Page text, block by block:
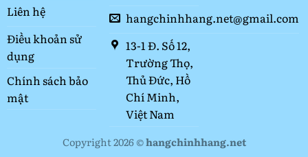
Liên hệ
Điều khoản sử
dụng
Chính sách bảo
mật
hangchinhhang.net@gmail.com
13-1 Đ. Số 12,
Trường Thọ,
Thủ Đức, Hồ
Chí Minh,
Việt Nam
Copyright 2026 ©hangchinhhang.net